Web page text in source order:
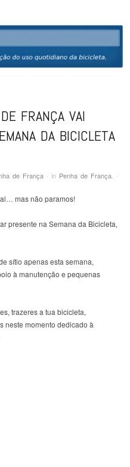
da bicicleta
FRANÇA VAI
DA BICICLETA
de França · in Penha de França ·
mas não paramos!
presente na Semana da Bicicleta,
sítio apenas esta semana,
à manutenção e pequenas
trazeres a tua bicicleta,
neste momento dedicado à